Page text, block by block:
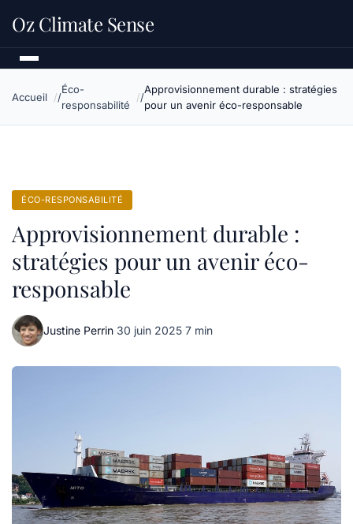
Oz Climate Sense
Accueil
Éco-
responsabilité
Approvisionnement durable : stratégies
pour un avenir éco-responsable
ÉCO-RESPONSABILITÉ
Approvisionnement durable :
stratégies pour un avenir éco-
responsable
Justine Perrin·30 juin 2025·7 min